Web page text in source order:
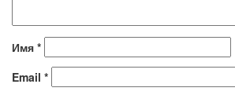
Имя *
Email *